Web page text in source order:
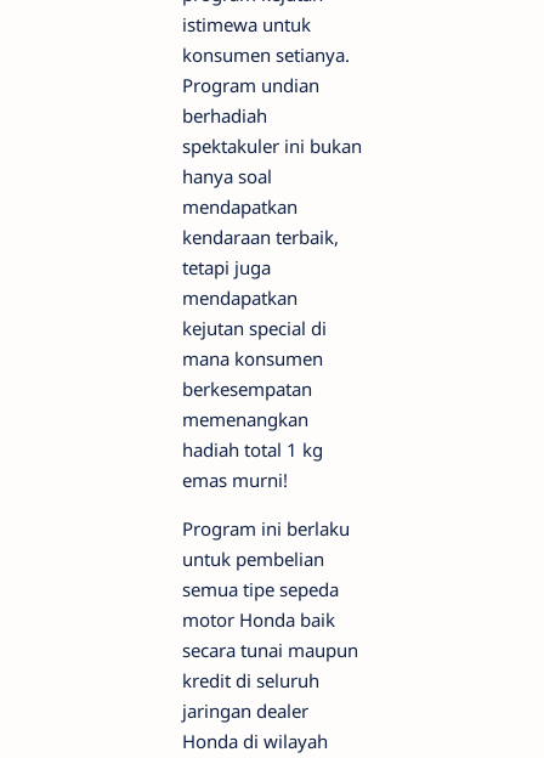
istimewa untuk
konsumen setianya.
Program undian
berhadiah
spektakuler ini bukan
hanya soal
mendapatkan
kendaraan terbaik,
tetapi juga
mendapatkan
kejutan special di
mana konsumen
berkesempatan
memenangkan
hadiah total 1 kg
emas murni!
Program ini berlaku
untuk pembelian
semua tipe sepeda
motor Honda baik
secara tunai maupun
kredit di seluruh
jaringan dealer
Honda di wilayah